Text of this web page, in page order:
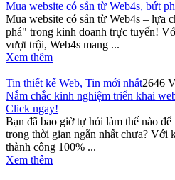
Mua website có sẵn từ Web4s, bứt
Mua website có sẵn từ Web4s – lựa
phá" trong kinh doanh trực tuyến!
vượt trội, Web4s mang ...
Xem thêm
Tin thiết kế Web, Tin mới nhất2646
Nắm chắc kinh nghiệm triển khai
Click ngay!
Bạn đã bao giờ tự hỏi làm thế nào
trong thời gian ngắn nhất chưa? Với
thành công 100% ...
Xem thêm